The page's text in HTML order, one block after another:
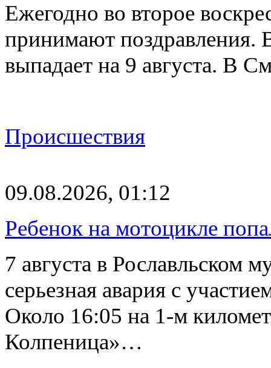
Ежегодно во второе
принимают поздравления.
выпадает на 9 августа. В
Происшествия
09.08.2026, 01:12
Ребенок на мотоцикле
7 августа в Рославльском
серьезная авария с
Около 16:05 на 1-м
Колпеница»…